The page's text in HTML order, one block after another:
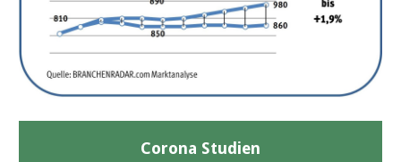
Corona Studien